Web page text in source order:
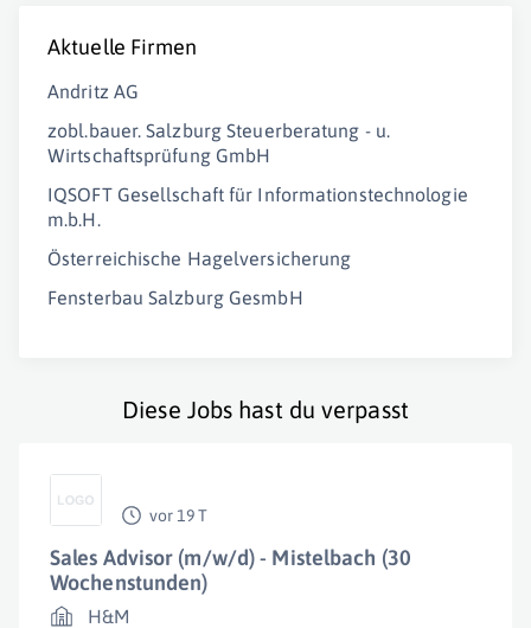
Aktuelle Firmen
Andritz AG
zobl.bauer. Salzburg Steuerberatung - u.
Wirtschaftsprüfung GmbH
IQSOFT Gesellschaft für Informationstechnologie
m.b.H.
Österreichische Hagelversicherung
Fensterbau Salzburg GesmbH
Diese Jobs hast du verpasst
vor 19 T
Sales Advisor (m/w/d) - Mistelbach (30
Wochenstunden)
H&M